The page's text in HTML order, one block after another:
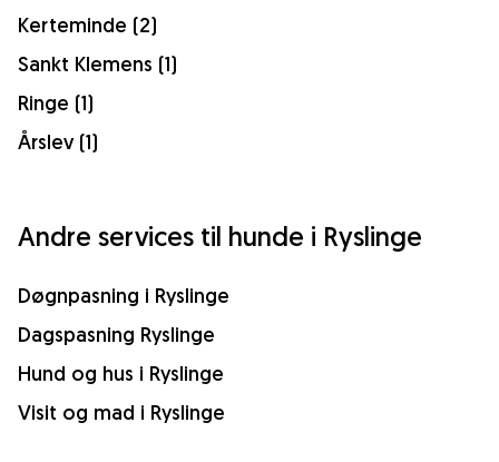
Kerteminde (2)
Sankt Klemens (1)
Ringe (1)
Årslev (1)
Andre services til hunde i Ryslinge
Døgnpasning i Ryslinge
Dagspasning Ryslinge
Hund og hus i Ryslinge
Visit og mad i Ryslinge